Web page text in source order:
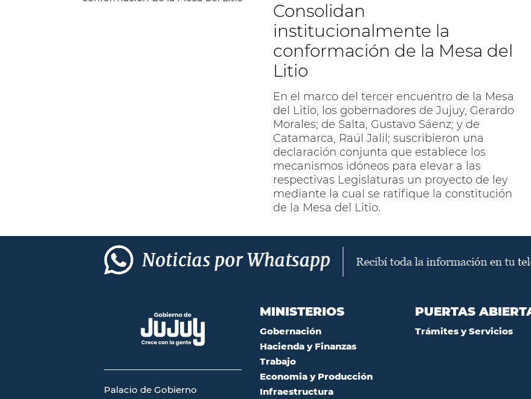
Consolidan
institucionalmente la
conformación de la Mesa del
Litio
En el marco del tercer encuentro de la Mesa
del Litio, los gobernadores de Jujuy, Gerardo
Morales; de Salta, Gustavo Sáenz; y de
Catamarca, Raúl Jalil; suscribieron una
declaración conjunta que establece los
mecanismos idóneos para elevar a las
respectivas Legislaturas un proyecto de ley
mediante la cual se ratifique la constitución
de la Mesa del Litio.
Palacio de Gobierno
MINISTERIOS
Gobernación
Hacienda y Finanzas
Trabajo
Economia y Producción
Infraestructura
PUERTAS
Trámites y Servicios